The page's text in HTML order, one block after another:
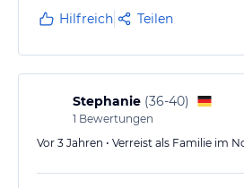
Hilfreich Teilen
Stephanie (36-40)
1 Bewertungen
Vor 3 Jahren • Verreist als Familie im